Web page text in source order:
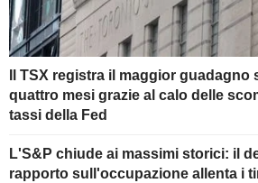
Il TSX registra il maggior guadagno
quattro mesi grazie al calo delle
tassi della Fed
L'S&P chiude ai massimi storici: il
rapporto sull'occupazione allenta i